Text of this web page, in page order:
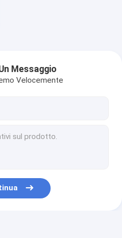
Messaggio
Velocemente